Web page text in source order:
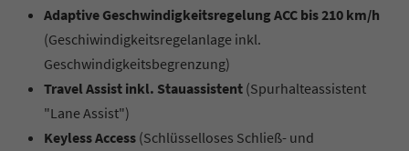
Adaptive Geschwindigkeitsregelung ACC bis 210 km/h
(Geschiwindigkeitsregelanlage inkl.
Geschwindigkeitsbegrenzung)
Travel Assist inkl. Stauassistent (Spurhalteassistent
"Lane Assist")
Keyless Access (Schlüsselloses Schließ- und